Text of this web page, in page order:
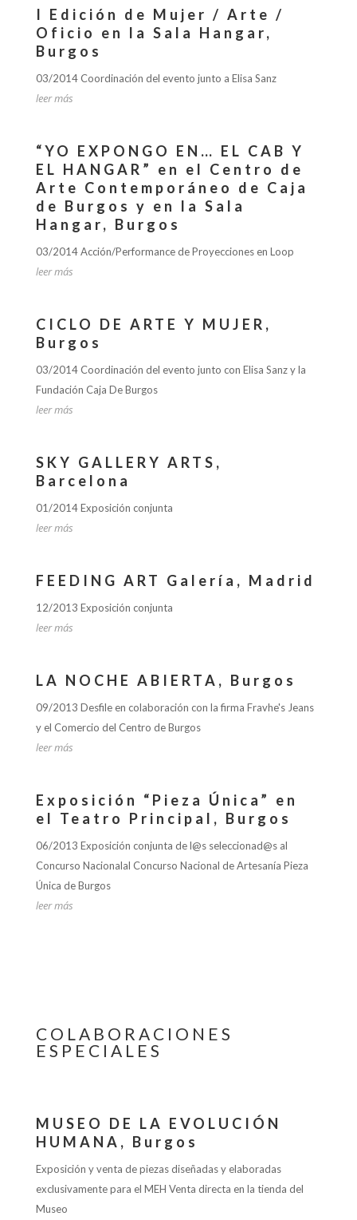
I Edición de Mujer / Arte /
Oficio en la Sala Hangar,
Burgos
03/2014 Coordinación del evento junto a Elisa Sanz
leer más
“YO EXPONGO EN… EL CAB Y
EL HANGAR” en el Centro de
Arte Contemporáneo de Caja
de Burgos y en la Sala
Hangar, Burgos
03/2014 Acción/Performance de Proyecciones en Loop
leer más
CICLO DE ARTE Y MUJER,
Burgos
03/2014 Coordinación del evento junto con Elisa Sanz y la
Fundación Caja De Burgos
leer más
SKY GALLERY ARTS,
Barcelona
01/2014 Exposición conjunta
leer más
FEEDING ART Galería, Madrid
12/2013 Exposición conjunta
leer más
LA NOCHE ABIERTA, Burgos
09/2013 Desfile en colaboración con la firma Fravhe's Jeans
y el Comercio del Centro de Burgos
leer más
Exposición “Pieza Única” en
el Teatro Principal, Burgos
06/2013 Exposición conjunta de l@s seleccionad@s al
Concurso Nacionalal Concurso Nacional de Artesanía Pieza
Única de Burgos
leer más
COLABORACIONES
ESPECIALES
MUSEO DE LA EVOLUCIÓN
HUMANA, Burgos
Exposición y venta de piezas diseñadas y elaboradas
exclusivamente para el MEH Venta directa en la tienda del
Museo